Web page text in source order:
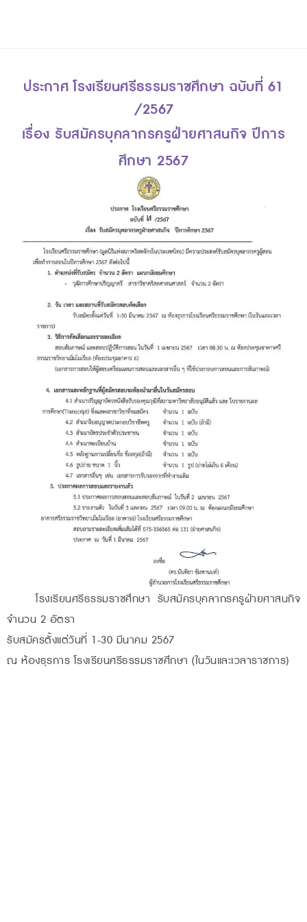
ประกาศ โรงเรียนศรีธรรมราชศึกษา ฉบับที่ 61
/2567
เรื่อง รับสมัครบุคลากรครูฝ่ายศาสนกิจ ปีการ
ศึกษา 2567
โรงเรียนศรีธรรมราชศึกษา รับสมัครบุคลากรครูฝ่ายศาสนกิจ
จำนวน 2 อัตรา
รับสมัครตั้งแต่วันที่ 1-30 มีนาคม 2567
ณ ห้องธุรการ โรงเรียนศรีธรรมราชศึกษา (ในวันและเวลาราชการ)